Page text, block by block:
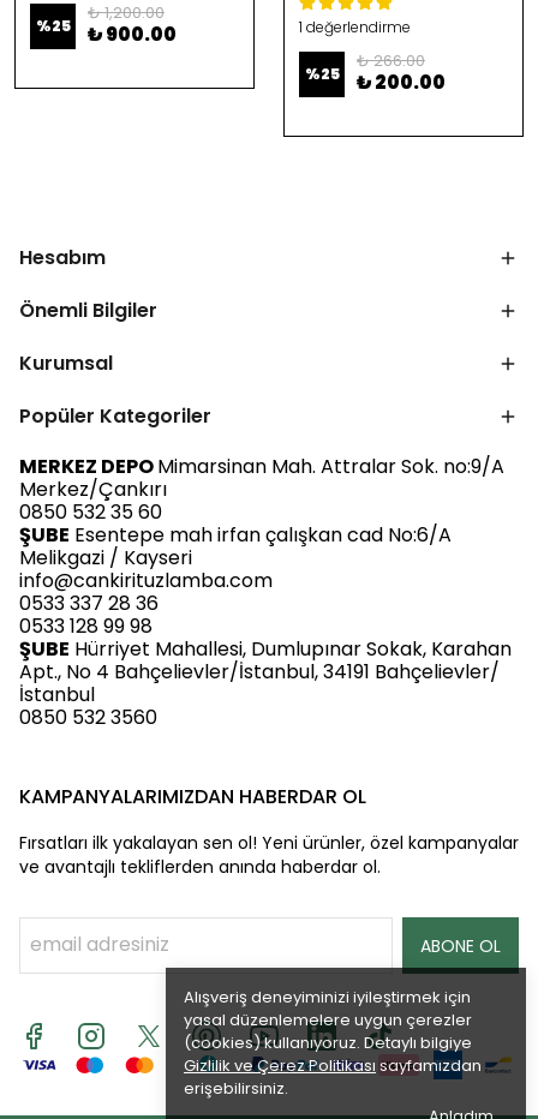
Alışveriş deneyiminizi iyileştirmek için
yasal düzenlemelere uygun çerezler
(cookies) kullanıyoruz. Detaylı bilgiye
Gizlilik ve Çerez Politikası sayfamızdan
erişebilirsiniz.
%25
₺ 1,200.00
₺ 900.00 1 değerlendirme
%25
₺ 266.00
₺ 200.00
Hesabım
Önemli Bilgiler
Kurumsal
Popüler Kategoriler
MERKEZ DEPOMimarsinan Mah. Attralar Sok. no:9/A
Merkez/Çankırı
0850 532 35 60
ŞUBE Esentepe mah irfan çalışkan cad No:6/A
Melikgazi / Kayseri
info@cankirituzlamba.com
0533 337 28 36
0533 128 99 98
ŞUBE Hürriyet Mahallesi, Dumlupınar Sokak, Karahan
Apt., No 4 Bahçelievler/İstanbul, 34191 Bahçelievler/
İstanbul
0850 532 3560
KAMPANYALARIMIZDAN HABERDAR OL
Fırsatları ilk yakalayan sen ol! Yeni ürünler, özel kampanyalar
ve avantajlı tekliflerden anında haberdar ol.
ABONE OL